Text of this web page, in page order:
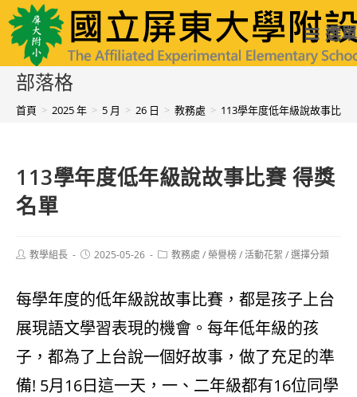
跳
轉
至
國立屏東大學附設實驗國民小學 選單
部落格
首頁 > 2025 年 > 5 月 > 26 日 > 教務處 > 113學年度低年級說故事比賽
113學年度低年級說故事比賽 得獎
名單
Post教學組長
Post2025-05-26
Post教務處 /榮譽榜/活動花絮 /選擇分類
每學年度的低年級說故事比賽，都是孩子上台
展現語文學習表現的機會。每年低年級的孩
子，都為了上台說一個好故事，做了充足的準
備! 5月16日這一天，一、二年級都有16位同學